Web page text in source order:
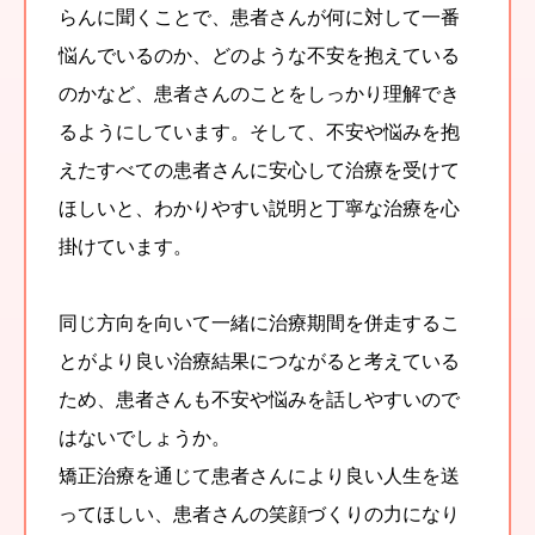
らんに聞くことで、患者さんが何に対して一番
悩んでいるのか、どのような不安を抱えている
のかなど、患者さんのことをしっかり理解でき
るようにしています。そして、不安や悩みを抱
えたすべての患者さんに安心して治療を受けて
ほしいと、わかりやすい説明と丁寧な治療を心
掛けています。
同じ方向を向いて一緒に治療期間を併走するこ
とがより良い治療結果につながると考えている
ため、患者さんも不安や悩みを話しやすいので
はないでしょうか。
矯正治療を通じて患者さんにより良い人生を送
ってほしい、患者さんの笑顔づくりの力になり